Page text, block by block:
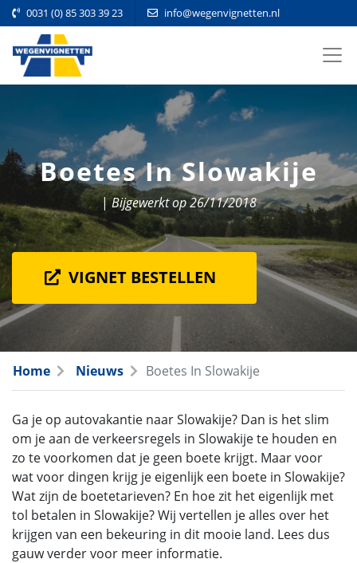
0031 (0) 85 303 39 23 info@wegenvignetten.nl
Boetes In Slowakije
|Bijgewerkt op 26/11/2018
VIGNET BESTELLEN
Home Nieuws Boetes In Slowakije
Ga je op autovakantie naar Slowakije? Dan is het slim
om je aan de verkeersregels in Slowakije te houden en
zo te voorkomen dat je geen boete krijgt. Maar voor
wat voor dingen krijg je eigenlijk een boete in Slowakije?
Wat zijn de boetetarieven? En hoe zit het eigenlijk met
tol betalen in Slowakije? Wij vertellen je alles over het
krijgen van een bekeuring in dit mooie land. Lees dus
gauw verder voor meer informatie.